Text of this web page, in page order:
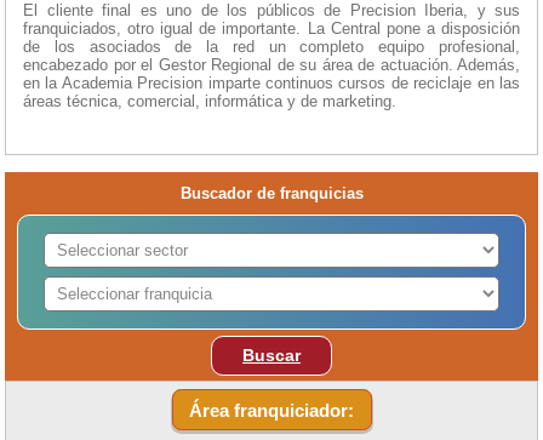
El cliente final es uno de los públicos de Precision Iberia, y sus
franquiciados, otro igual de importante. La Central pone a disposición
de los asociados de la red un completo equipo profesional,
encabezado por el Gestor Regional de su área de actuación. Además,
en la Academia Precision imparte continuos cursos de reciclaje en las
áreas técnica, comercial, informática y de marketing.
Buscador de franquicias
Buscar
Área franquiciador: